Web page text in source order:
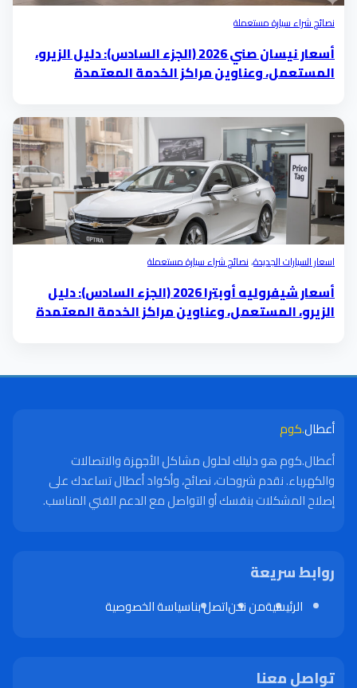
نصائح شراء سيارة مستعملة
أسعار نيسان صني 2026 (الجزء السادس): دليل الزيرو،
المستعمل، وعناوين مراكز الخدمة المعتمدة
اسعار السيارات الجديدة،نصائح شراء سيارة مستعملة
أسعار شيفروليه أوبترا 2026 (الجزء السادس): دليل
الزيرو، المستعمل، وعناوين مراكز الخدمة المعتمدة
أعطال.كوم
أعطال.كوم هو دليلك لحلول مشاكل الأجهزة والاتصالات
والكهرباء. نقدم شروحات، نصائح، وأكواد أعطال تساعدك على
إصلاح المشكلات بنفسك أو التواصل مع الدعم الفني المناسب.
روابط سريعة
الرئيسيةمن نحناتصل بناسياسة الخصوصية
تواصل معنا